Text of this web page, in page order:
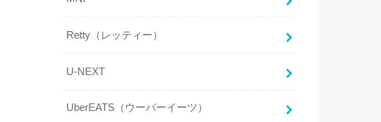
Retty（レッティー）
U-NEXT
UberEATS（ウーバーイーツ）